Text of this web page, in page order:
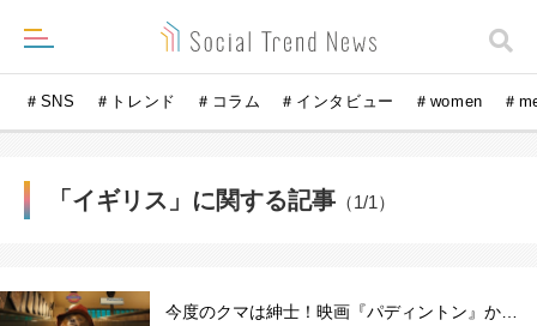
＃SNS ＃トレンド ＃コラム ＃インタビュー ＃women ＃
「イギリス」に関する記事 （1/1）
今度のクマは紳士！映画『パディントン』か…